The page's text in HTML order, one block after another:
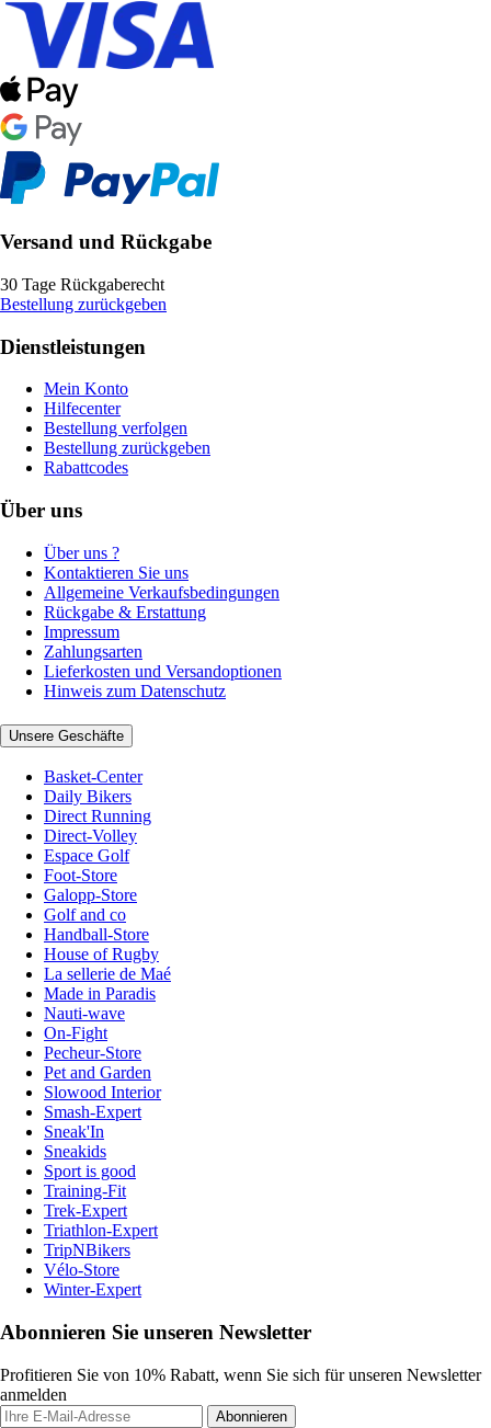
Versand und Rückgabe
30 Tage Rückgaberecht
Bestellung zurückgeben
Dienstleistungen
Mein Konto
Hilfecenter
Bestellung verfolgen
Bestellung zurückgeben
Rabattcodes
Über uns
Über uns ?
Kontaktieren Sie uns
Allgemeine Verkaufsbedingungen
Rückgabe & Erstattung
Impressum
Zahlungsarten
Lieferkosten und Versandoptionen
Hinweis zum Datenschutz
Unsere Geschäfte
Basket-Center
Daily Bikers
Direct Running
Direct-Volley
Espace Golf
Foot-Store
Galopp-Store
Golf and co
Handball-Store
House of Rugby
La sellerie de Maé
Made in Paradis
Nauti-wave
On-Fight
Pecheur-Store
Pet and Garden
Slowood Interior
Smash-Expert
Sneak'In
Sneakids
Sport is good
Training-Fit
Trek-Expert
Triathlon-Expert
TripNBikers
Vélo-Store
Winter-Expert
Abonnieren Sie unseren Newsletter
Profitieren Sie von 10% Rabatt, wenn Sie sich für unseren Newsletter
anmelden
Abonnieren